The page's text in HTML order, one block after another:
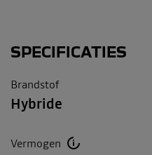
SPECIFICATIES
Brandstof
Hybride
Vermogen